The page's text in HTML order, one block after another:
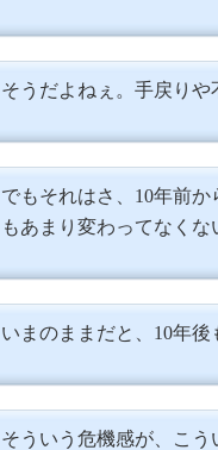
そうだよねぇ。手戻りや
でもそれはさ、10年前
もあまり変わってなくな
いまのままだと、10年後
そういう危機感が、こ